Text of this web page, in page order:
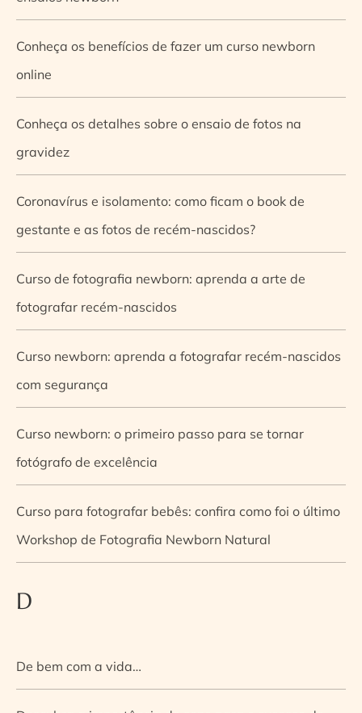
Conheça os benefícios de fazer um curso newborn
online
Conheça os detalhes sobre o ensaio de fotos na
gravidez
Coronavírus e isolamento: como ficam o book de
gestante e as fotos de recém-nascidos?
Curso de fotografia newborn: aprenda a arte de
fotografar recém-nascidos
Curso newborn: aprenda a fotografar recém-nascidos
com segurança
Curso newborn: o primeiro passo para se tornar
fotógrafo de excelência
Curso para fotografar bebês: confira como foi o último
Workshop de Fotografia Newborn Natural
D
De bem com a vida…